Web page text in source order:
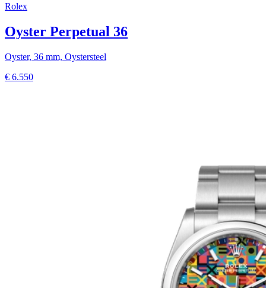
Rolex
Oyster Perpetual 36
Oyster, 36 mm, Oystersteel
€ 6.550